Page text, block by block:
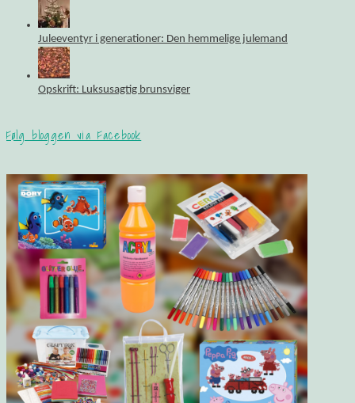
Juleeventyr i generationer: Den hemmelige julemand
Opskrift: Luksusagtig brunsviger
Følg bloggen via Facebook